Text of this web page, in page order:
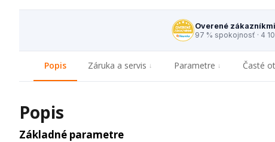
Overené zákazníkmi
97 % spokojnosť · 4
Popis Záruka a servis Parametre Časté
Popis
Základné parametre